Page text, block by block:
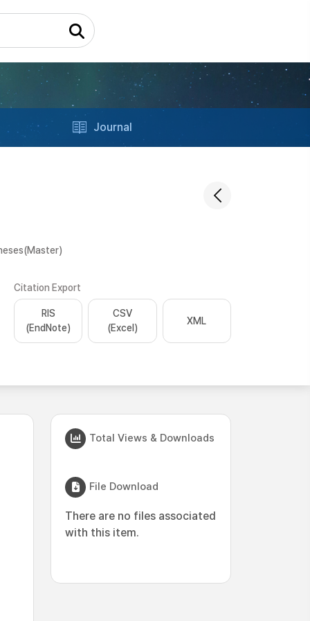
Journal
Citation Export
RIS
(EndNote)
CSV
(Excel)
XML
Total Views & Downloads
File Download
There are no files associated
with this item.